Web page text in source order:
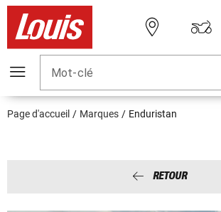
Mot-clé
Page d'accueil Marques Enduristan
RETOUR